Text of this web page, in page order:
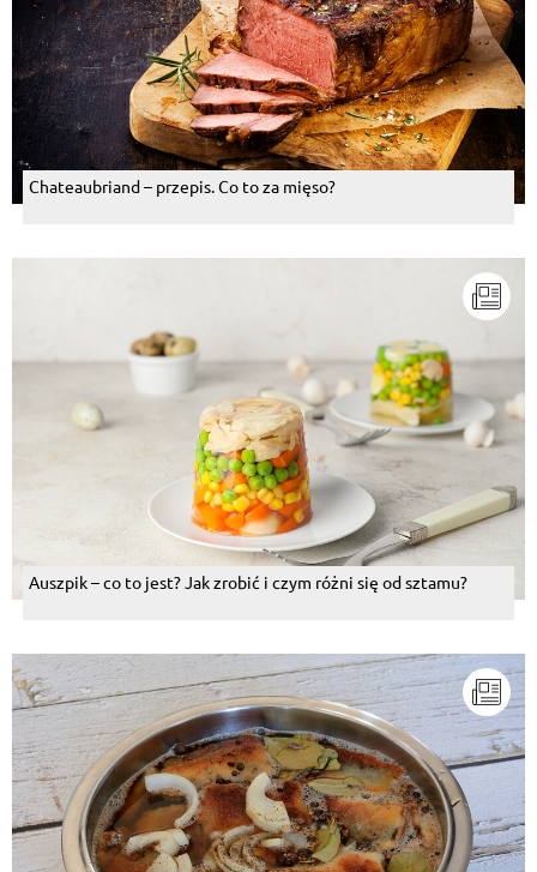
Chateaubriand – przepis. Co to za mięso?
Auszpik – co to jest? Jak zrobić i czym różni się od sztamu?